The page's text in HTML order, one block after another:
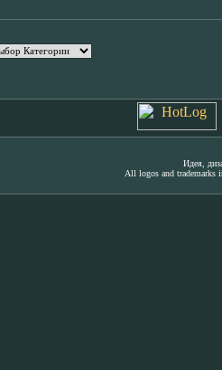
Идея,
All logos and trademarks